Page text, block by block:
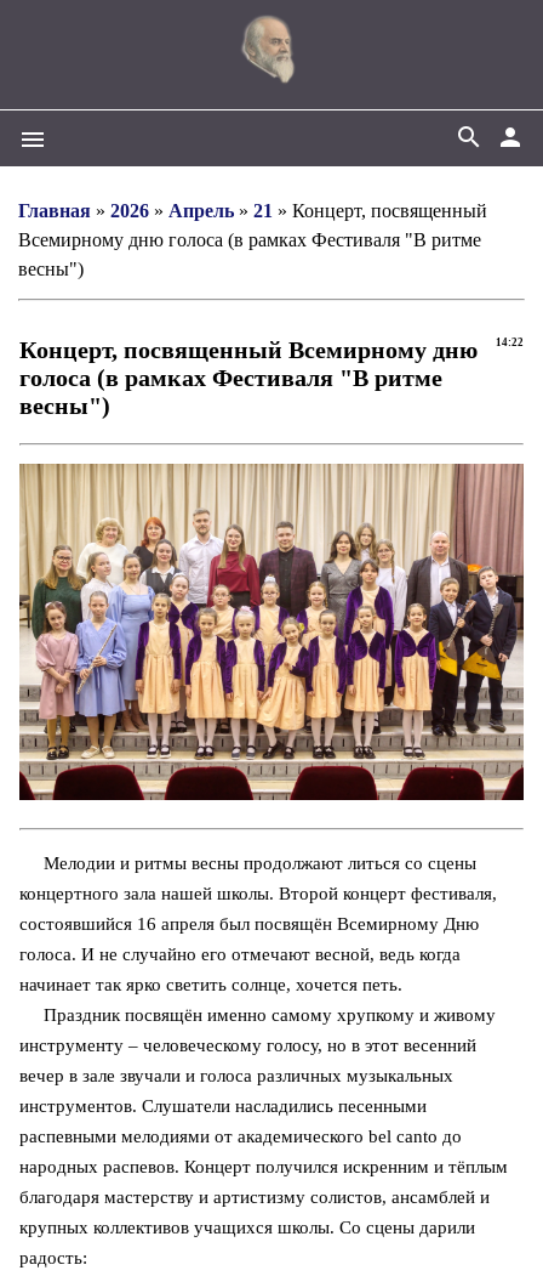
menu person
search
Главная » 2026 » Апрель » 21 » Концерт, посвященный
Всемирному дню голоса (в рамках Фестиваля "В ритме
весны")
14:22
Концерт, посвященный Всемирному дню
голоса (в рамках Фестиваля "В ритме
весны")
Мелодии и ритмы весны продолжают литься со сцены
концертного зала нашей школы. Второй концерт фестиваля,
состоявшийся 16 апреля был посвящён Всемирному Дню
голоса. И не случайно его отмечают весной, ведь когда
начинает так ярко светить солнце, хочется петь.
Праздник посвящён именно самому хрупкому и живому
инструменту – человеческому голосу, но в этот весенний
вечер в зале звучали и голоса различных музыкальных
инструментов. Слушатели насладились песенными
распевными мелодиями от академического bel canto до
народных распевов. Концерт получился искренним и тёплым
благодаря мастерству и артистизму солистов, ансамблей и
крупных коллективов учащихся школы. Со сцены дарили
радость: